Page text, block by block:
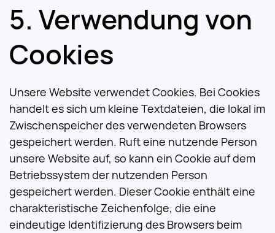
Verwendung von
Cookies
Unsere Website verwendet Cookies. Bei Cookies
handelt es sich um kleine Textdateien, die lokal im
Zwischenspeicher des verwendeten Browsers
gespeichert werden. Ruft eine nutzende Person
unsere Website auf, so kann ein Cookie auf dem
Betriebssystem der nutzenden Person
gespeichert werden. Dieser Cookie enthält eine
charakteristische Zeichenfolge, die eine
eindeutige Identifizierung des Browsers beim